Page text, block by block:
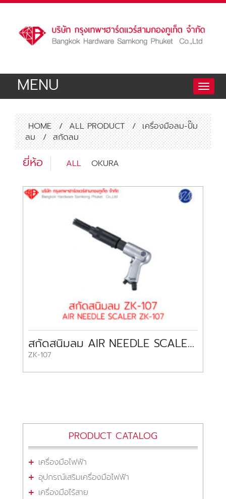
Toggle
MENU
HOME / ALL PRODUCT / เครื่องมือลม-ปั๊ม
ลม
/ สกัดลม
ยี่ห้อ ALL OKURA
สกัดสนิมลม AIR NEEDLE SCALER ZK-107
ZK-107
PRODUCT CATALOG
เครื่องมือไฟฟ้า
อุปกรณ์เสริมเครื่องมือไฟฟ้า
เครื่องมือไร้สาย